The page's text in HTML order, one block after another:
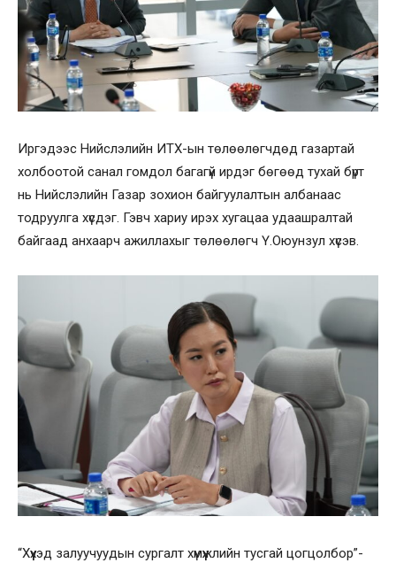
Иргэдээс Нийслэлийн ИТХ-ын төлөөлөгчдөд газартай
холбоотой санал гомдол багагүй ирдэг бөгөөд тухай бүрт
нь Нийслэлийн Газар зохион байгуулалтын албанаас
тодруулга хүсдэг. Гэвч хариу ирэх хугацаа удаашралтай
байгаад анхаарч ажиллахыг төлөөлөгч Ү.Оюунзул хүсэв.
“Хүүхэд залуучуудын сургалт хүмүүжлийн тусгай цогцолбор”-